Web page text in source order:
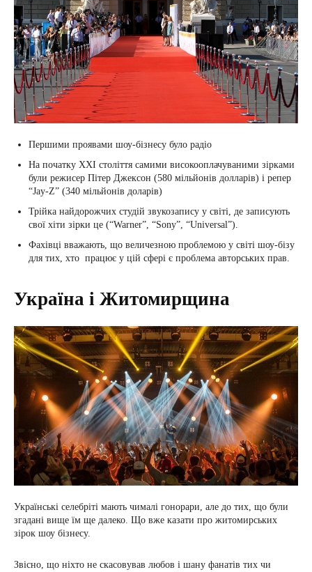
Першими проявами шоу-бізнесу було радіо
На початку ХХІ століття самими високооплачуваними зірками
були режисер Пітер Джексон (580 мільйонів долларів) і репер
“Jay-Z” (340 мільйонів доларів)
Трійка найдорожчих студій звукозапису у світі, де записують
свої хіти зірки це (“Warner”, “Sony”, “Universal”).
Фахівці вважають, що величезною проблемою у світі шоу-бізу
для тих, хто працює у цій сфері є проблема авторських прав.
Україна і Житомирщина
Українські селебріті мають чималі гонорари, але до тих, що були
згадані вище їм ще далеко. Що вже казати про житомирських
зірок шоу бізнесу.
Звісно, що ніхто не скасовував любов і шану фанатів тих чи